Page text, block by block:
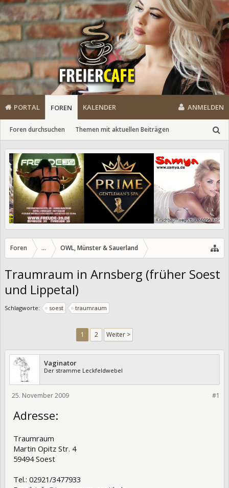
PORTAL FOREN
Foren durchsuchen Themen mit aktuellen Beiträgen
KALENDER ANMELDEN
Foren ... OWL, Münster & Sauerland
Traumraum in Arnsberg (früher Soest
und Lippetal)
Schlagworte: soest traumraum
1 2 Weiter >
Vaginator
Der stramme Leckfeldwebel
#1
25. November 2009
Adresse:
Traumraum
Martin Opitz Str. 4
59494 Soest
Tel.: 02921/3477933